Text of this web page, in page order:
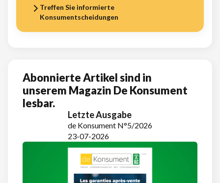
Treffen Sie informierte
Konsumentscheidungen
Abonnierte Artikel sind in
unserem Magazin De Konsument
lesbar.
Letzte Ausgabe
de Konsument N°5/2026
23-07-2026